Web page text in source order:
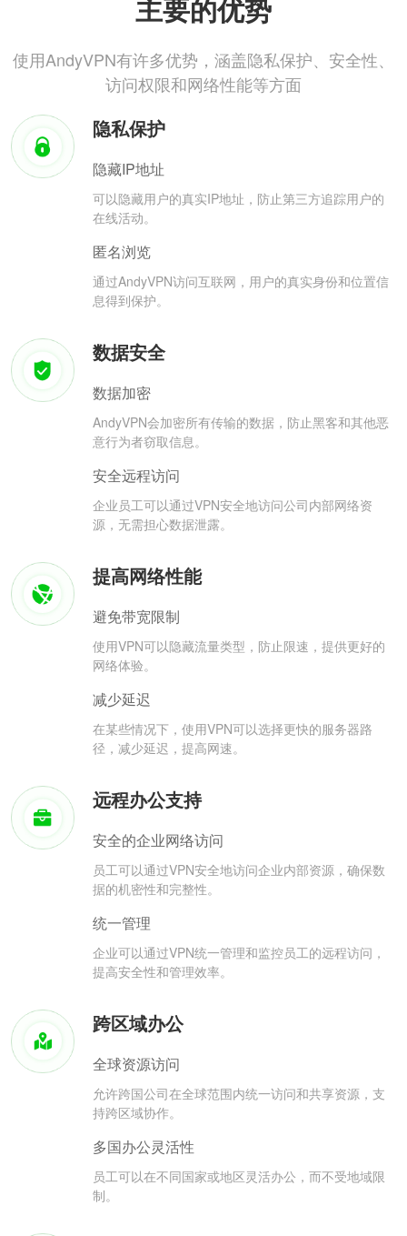
主要的优势
使用AndyVPN有许多优势，涵盖隐私保护、安全性、
访问权限和网络性能等方面
隐私保护
隐藏IP地址
可以隐藏用户的真实IP地址，防止第三方追踪用户的
在线活动。
匿名浏览
通过AndyVPN访问互联网，用户的真实身份和位置信
息得到保护。
数据安全
数据加密
AndyVPN会加密所有传输的数据，防止黑客和其他恶
意行为者窃取信息。
安全远程访问
企业员工可以通过VPN安全地访问公司内部网络资
源，无需担心数据泄露。
提高网络性能
避免带宽限制
使用VPN可以隐藏流量类型，防止限速，提供更好的
网络体验。
减少延迟
在某些情况下，使用VPN可以选择更快的服务器路
径，减少延迟，提高网速。
远程办公支持
安全的企业网络访问
员工可以通过VPN安全地访问企业内部资源，确保数
据的机密性和完整性。
统一管理
企业可以通过VPN统一管理和监控员工的远程访问，
提高安全性和管理效率。
跨区域办公
全球资源访问
允许跨国公司在全球范围内统一访问和共享资源，支
持跨区域协作。
多国办公灵活性
员工可以在不同国家或地区灵活办公，而不受地域限
制。